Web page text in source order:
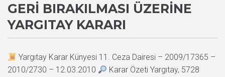
GERI BIRAKILMASI ÜZERINE
YARGITAY KARARI
Yargıtay Karar Künyesi 11. Ceza Dairesi – 2009/17365 –
2010/2730 – 12.03.2010
Karar Özeti Yargıtay, 5728